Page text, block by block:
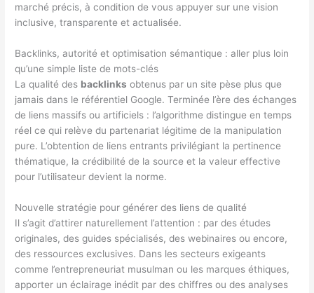
marché précis, à condition de vous appuyer sur une vision
inclusive, transparente et actualisée.
Backlinks, autorité et optimisation sémantique : aller plus loin
qu’une simple liste de mots-clés
La qualité des backlinks obtenus par un site pèse plus que
jamais dans le référentiel Google. Terminée l’ère des échanges
de liens massifs ou artificiels : l’algorithme distingue en temps
réel ce qui relève du partenariat légitime de la manipulation
pure. L’obtention de liens entrants privilégiant la pertinence
thématique, la crédibilité de la source et la valeur effective
pour l’utilisateur devient la norme.
Nouvelle stratégie pour générer des liens de qualité
Il s’agit d’attirer naturellement l’attention : par des études
originales, des guides spécialisés, des webinaires ou encore,
des ressources exclusives. Dans les secteurs exigeants
comme l’entrepreneuriat musulman ou les marques éthiques,
apporter un éclairage inédit par des chiffres ou des analyses